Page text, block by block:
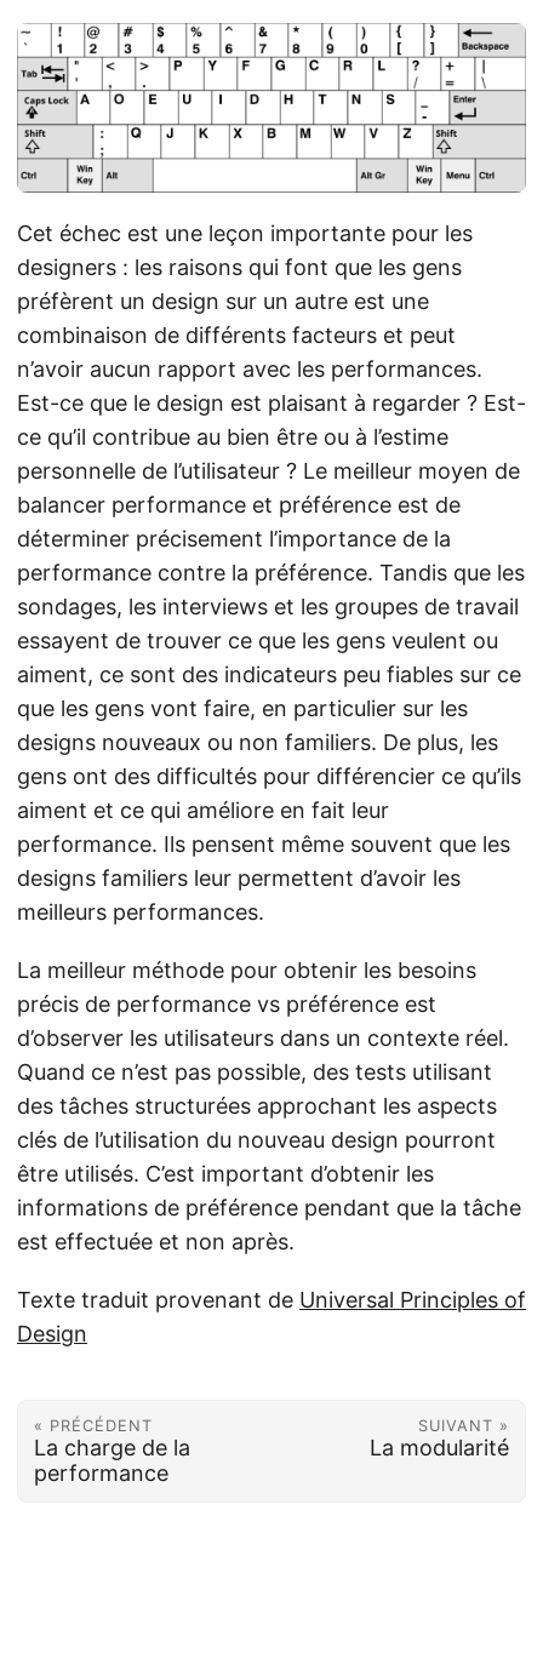
Cet échec est une leçon importante pour les
designers : les raisons qui font que les gens
préfèrent un design sur un autre est une
combinaison de différents facteurs et peut
n’avoir aucun rapport avec les performances.
Est-ce que le design est plaisant à regarder ? Est-
ce qu’il contribue au bien être ou à l’estime
personnelle de l’utilisateur ? Le meilleur moyen de
balancer performance et préférence est de
déterminer précisement l’importance de la
performance contre la préférence. Tandis que les
sondages, les interviews et les groupes de travail
essayent de trouver ce que les gens veulent ou
aiment, ce sont des indicateurs peu fiables sur ce
que les gens vont faire, en particulier sur les
designs nouveaux ou non familiers. De plus, les
gens ont des difficultés pour différencier ce qu’ils
aiment et ce qui améliore en fait leur
performance. Ils pensent même souvent que les
designs familiers leur permettent d’avoir les
meilleurs performances.
La meilleur méthode pour obtenir les besoins
précis de performance vs préférence est
d’observer les utilisateurs dans un contexte réel.
Quand ce n’est pas possible, des tests utilisant
des tâches structurées approchant les aspects
clés de l’utilisation du nouveau design pourront
être utilisés. C’est important d’obtenir les
informations de préférence pendant que la tâche
est effectuée et non après.
Texte traduit provenant de Universal Principles of
Design
« PRÉCÉDENT
La charge de la
performance
SUIVANT »
La modularité